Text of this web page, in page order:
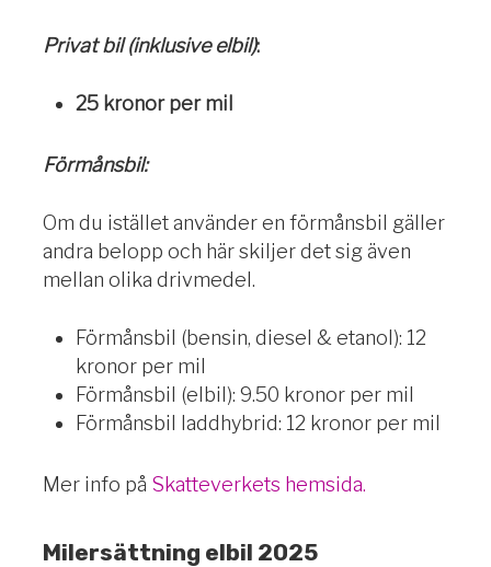
Privat bil (inklusive elbil):
25 kronor per mil
Förmånsbil:
Om du istället använder en förmånsbil gäller
andra belopp och här skiljer det sig även
mellan olika drivmedel.
Förmånsbil (bensin, diesel & etanol): 12
kronor per mil
Förmånsbil (elbil): 9.50 kronor per mil
Förmånsbil laddhybrid: 12 kronor per mil
Mer info på Skatteverkets hemsida.
Milersättning elbil 2025